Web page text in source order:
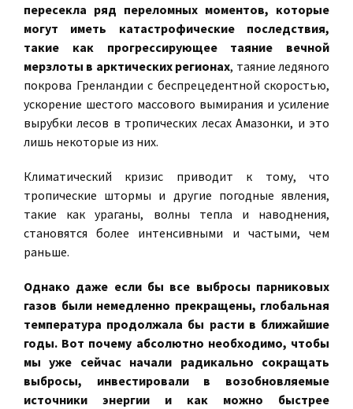
пересекла ряд переломных моментов, которые
могут иметь катастрофические последствия,
такие как прогрессирующее таяние вечной
мерзлоты в арктических регионах, таяние ледяного
покрова Гренландии с беспрецедентной скоростью,
ускорение шестого массового вымирания и усиление
вырубки лесов в тропических лесах Амазонки, и это
лишь некоторые из них.
Климатический кризис приводит к тому, что
тропические штормы и другие погодные явления,
такие как ураганы, волны тепла и наводнения,
становятся более интенсивными и частыми, чем
раньше.
Однако даже если бы все выбросы парниковых
газов были немедленно прекращены, глобальная
температура продолжала бы расти в ближайшие
годы. Вот почему абсолютно необходимо, чтобы
мы уже сейчас начали радикально сокращать
выбросы, инвестировали в возобновляемые
источники энергии и как можно быстрее